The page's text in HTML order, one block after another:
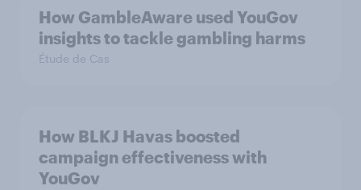
How GambleAware used YouGov
insights to tackle gambling harms
Étude de Cas
How BLKJ Havas boosted
campaign effectiveness with
YouGov